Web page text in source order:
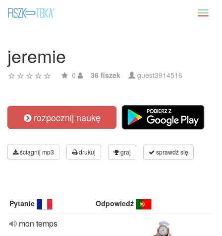
jeremie
0 36 fiszek guest3914516
rozpocznij naukę
ściągnij mp3 drukuj graj sprawdź się
Pytanie Odpowiedź
mon temps